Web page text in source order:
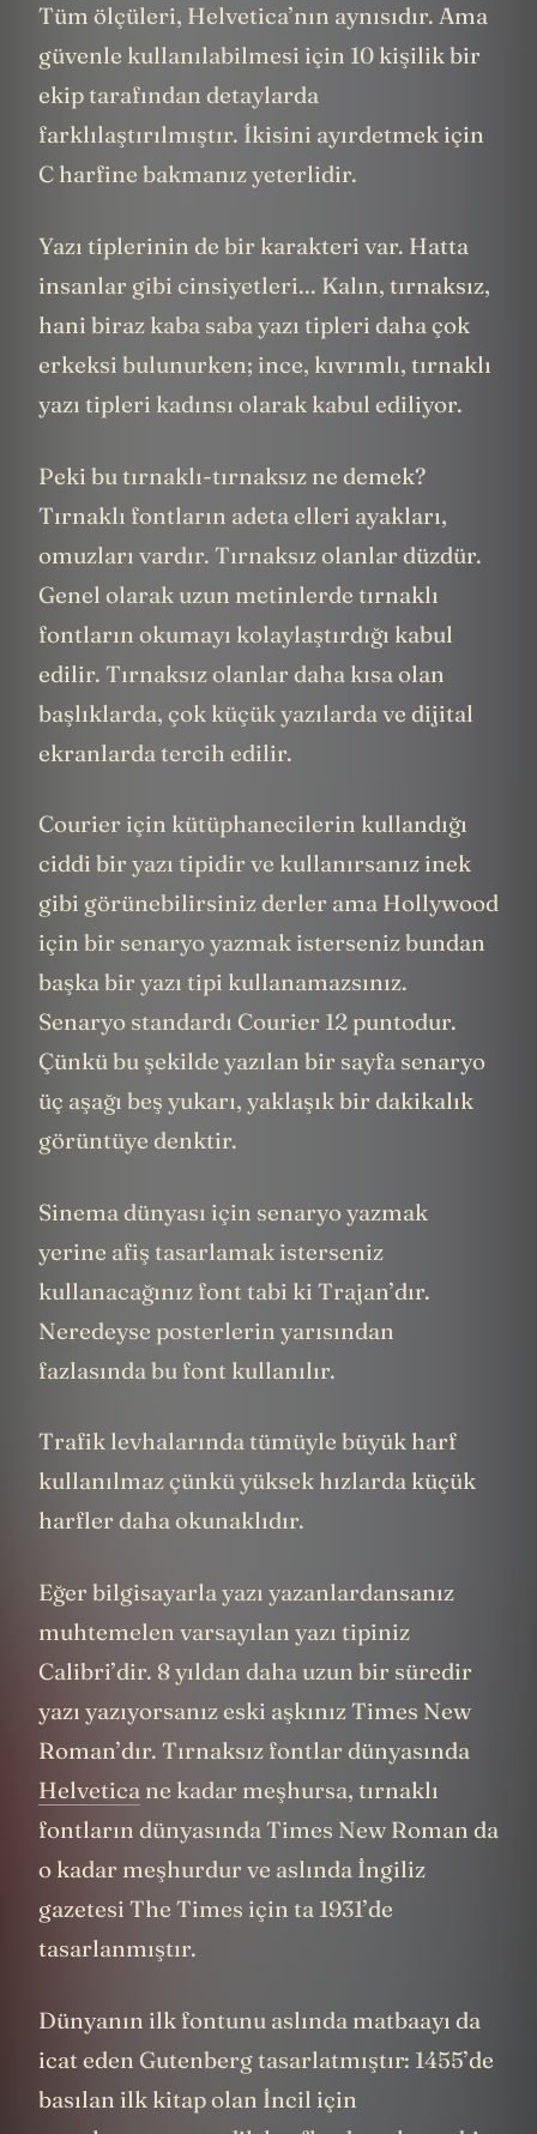
Tüm ölçüleri, Helvetica’nın aynısıdır. Ama
güvenle kullanılabilmesi için 10 kişilik bir
ekip tarafından detaylarda
farklılaştırılmıştır. İkisini ayırdetmek için
C harfine bakmanız yeterlidir.
Yazı tiplerinin de bir karakteri var. Hatta
insanlar gibi cinsiyetleri... Kalın, tırnaksız,
hani biraz kaba saba yazı tipleri daha çok
erkeksi bulunurken; ince, kıvrımlı, tırnaklı
yazı tipleri kadınsı olarak kabul ediliyor.
Peki bu tırnaklı-tırnaksız ne demek?
Tırnaklı fontların adeta elleri ayakları,
omuzları vardır. Tırnaksız olanlar düzdür.
Genel olarak uzun metinlerde tırnaklı
fontların okumayı kolaylaştırdığı kabul
edilir. Tırnaksız olanlar daha kısa olan
başlıklarda, çok küçük yazılarda ve dijital
ekranlarda tercih edilir.
Courier için kütüphanecilerin kullandığı
ciddi bir yazı tipidir ve kullanırsanız inek
gibi görünebilirsiniz derler ama Hollywood
için bir senaryo yazmak isterseniz bundan
başka bir yazı tipi kullanamazsınız.
Senaryo standardı Courier 12 puntodur.
Çünkü bu şekilde yazılan bir sayfa senaryo
üç aşağı beş yukarı, yaklaşık bir dakikalık
görüntüye denktir.
Sinema dünyası için senaryo yazmak
yerine afiş tasarlamak isterseniz
kullanacağınız font tabi ki Trajan’dır.
Neredeyse posterlerin yarısından
fazlasında bu font kullanılır.
Trafik levhalarında tümüyle büyük harf
kullanılmaz çünkü yüksek hızlarda küçük
harfler daha okunaklıdır.
Eğer bilgisayarla yazı yazanlardansanız
muhtemelen varsayılan yazı tipiniz
Calibri’dir. 8 yıldan daha uzun bir süredir
yazı yazıyorsanız eski aşkınız Times New
Roman’dır. Tırnaksız fontlar dünyasında
Helvetica ne kadar meşhursa, tırnaklı
fontların dünyasında Times New Roman da
o kadar meşhurdur ve aslında İngiliz
gazetesi The Times için ta 1931’de
tasarlanmıştır.
Dünyanın ilk fontunu aslında matbaayı da
icat eden Gutenberg tasarlatmıştır: 1455’de
basılan ilk kitap olan İncil için